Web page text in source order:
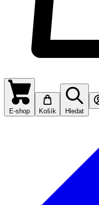
E-shop Košík Hledat